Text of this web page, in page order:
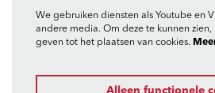
We gebruiken diensten als Youtube en
andere media. Om deze te kunnen
geven tot het plaatsen van cookies.